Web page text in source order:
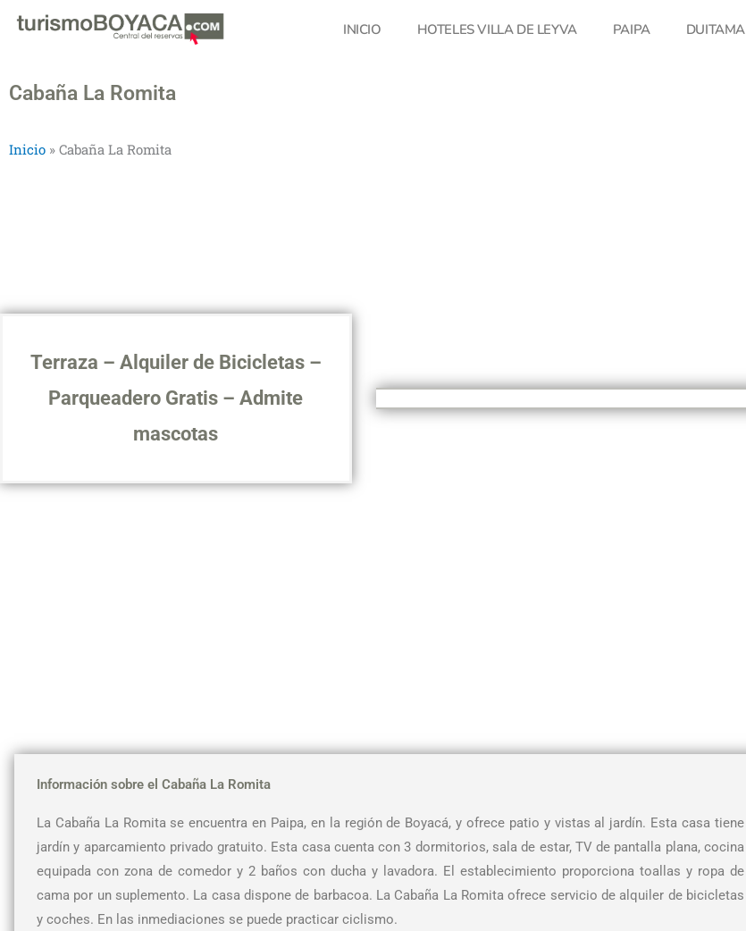
INICIO HOTELES VILLA DE LEYVA PAIPA DUITAMA
Cabaña La Romita
Inicio » Cabaña La Romita
Terraza – Alquiler de Bicicletas –
Parqueadero Gratis – Admite
mascotas
Información sobre el Cabaña La Romita
La Cabaña La Romita se encuentra en Paipa, en la región de Boyacá, y ofrece patio y vistas al jardín. Esta casa tiene
jardín y aparcamiento privado gratuito. Esta casa cuenta con 3 dormitorios, sala de estar, TV de pantalla plana, cocina
equipada con zona de comedor y 2 baños con ducha y lavadora. El establecimiento proporciona toallas y ropa de
cama por un suplemento. La casa dispone de barbacoa. La Cabaña La Romita ofrece servicio de alquiler de bicicletas
y coches. En las inmediaciones se puede practicar ciclismo.